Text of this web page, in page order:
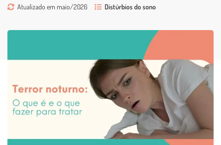
Atualizado em maio/2026 Distúrbios do sono